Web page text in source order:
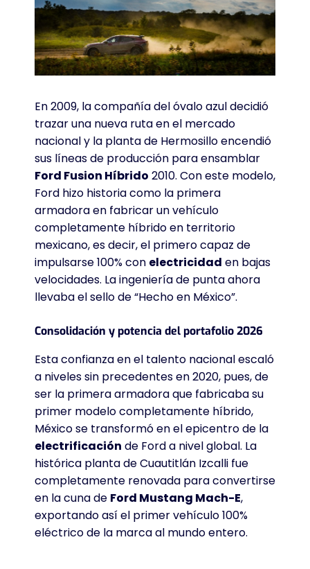
En 2009, la compañía del óvalo azul decidió
trazar una nueva ruta en el mercado
nacional y la planta de Hermosillo encendió
sus líneas de producción para ensamblar
Ford Fusion Híbrido 2010. Con este modelo,
Ford hizo historia como la primera
armadora en fabricar un vehículo
completamente híbrido en territorio
mexicano, es decir, el primero capaz de
impulsarse 100% con electricidad en bajas
velocidades. La ingeniería de punta ahora
llevaba el sello de “Hecho en México”.
Consolidación y potencia del portafolio 2026
Esta confianza en el talento nacional escaló
a niveles sin precedentes en 2020, pues, de
ser la primera armadora que fabricaba su
primer modelo completamente híbrido,
México se transformó en el epicentro de la
electrificación de Ford a nivel global. La
histórica planta de Cuautitlán Izcalli fue
completamente renovada para convertirse
en la cuna de Ford Mustang Mach-E,
exportando así el primer vehículo 100%
eléctrico de la marca al mundo entero.